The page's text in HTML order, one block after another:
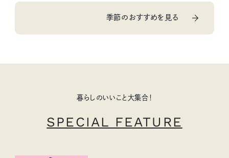
季節のおすすめを見る
暮らしのいいこと大集合！
SPECIAL FEATURE